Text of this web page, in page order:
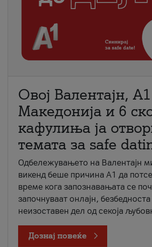
Овој Валентајн, A1
Македонија и 6
кафулиња ја
темата за safe
Одбележувањето на Валентајн
викенд беше причина А1 да
време кога запознавањата се
започнуваат онлајн,
неизоставен дел од секоја
Дознај повеќе